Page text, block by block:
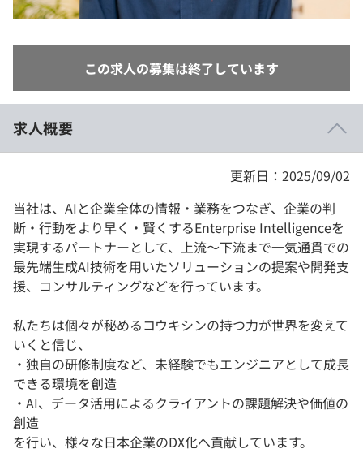
学校向けプラン
この求人の募集は終了しています
求人概要
更新日：2025/09/02
当社は、AIと企業全体の情報・業務をつなぎ、企業の判
断・行動をより早く・賢くするEnterprise Intelligenceを
実現するパートナーとして、上流〜下流まで一気通貫での
最先端生成AI技術を用いたソリューションの提案や開発支
援、コンサルティングなどを行っています。
私たちは個々が秘めるコウキシンの持つ力が世界を変えて
いくと信じ、
・独自の研修制度など、未経験でもエンジニアとして成長
できる環境を創造
・AI、データ活用によるクライアントの課題解決や価値の
創造
を行い、様々な日本企業のDX化へ貢献しています。